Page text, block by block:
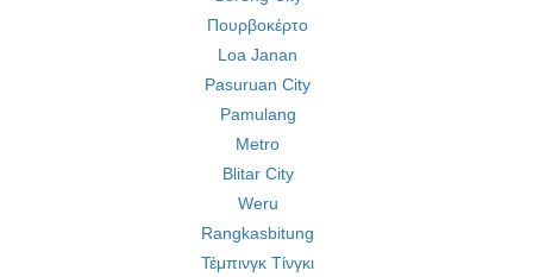
Πουρβοκέρτο
Loa Janan
Pasuruan City
Pamulang
Metro
Blitar City
Weru
Rangkasbitung
Τέμπινγκ Τίνγκι